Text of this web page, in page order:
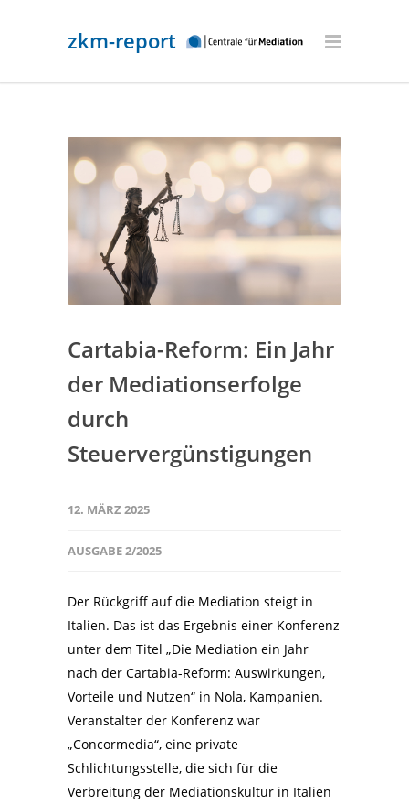
zkm-report
Cartabia-Reform: Ein Jahr
der Mediationserfolge
durch
Steuervergünstigungen
12. MÄRZ 2025
AUSGABE 2/2025
Der Rückgriff auf die Mediation steigt in
Italien. Das ist das Ergebnis einer Konferenz
unter dem Titel „Die Mediation ein Jahr
nach der Cartabia-Reform: Auswirkungen,
Vorteile und Nutzen“ in Nola, Kampanien.
Veranstalter der Konferenz war
„Concormedia“, eine private
Schlichtungsstelle, die sich für die
Verbreitung der Mediationskultur in Italien